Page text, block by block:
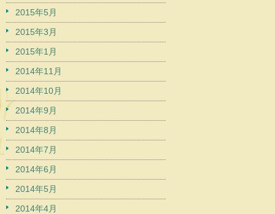
2015年5月
2015年3月
2015年1月
2014年11月
2014年10月
2014年9月
2014年8月
2014年7月
2014年6月
2014年5月
2014年4月